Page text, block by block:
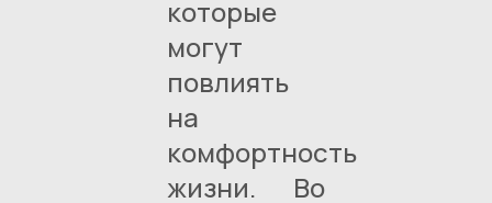
которые
могут
повлиять
на
комфортность
жизни. Во